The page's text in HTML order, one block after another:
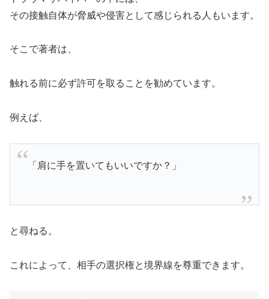
その接触自体が脅威や侵害として感じられる人もいます。
そこで著者は、
触れる前に必ず許可を取ることを勧めています。
例えば、
「肩に手を置いてもいいですか？」
と尋ねる。
これによって、相手の選択権と境界線を尊重できます。